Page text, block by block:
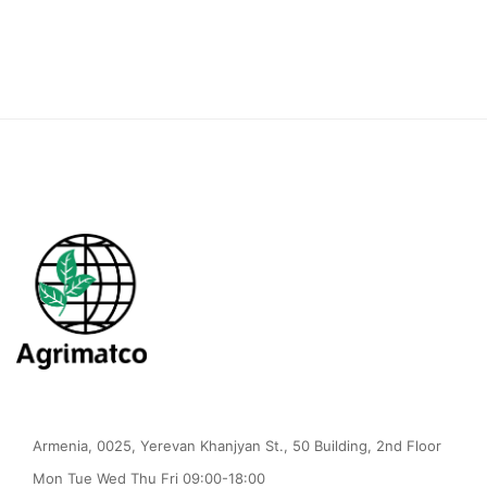
Armenia, 0025, Yerevan Khanjyan St., 50 Building, 2nd Floor
Mon Tue Wed Thu Fri 09:00-18:00